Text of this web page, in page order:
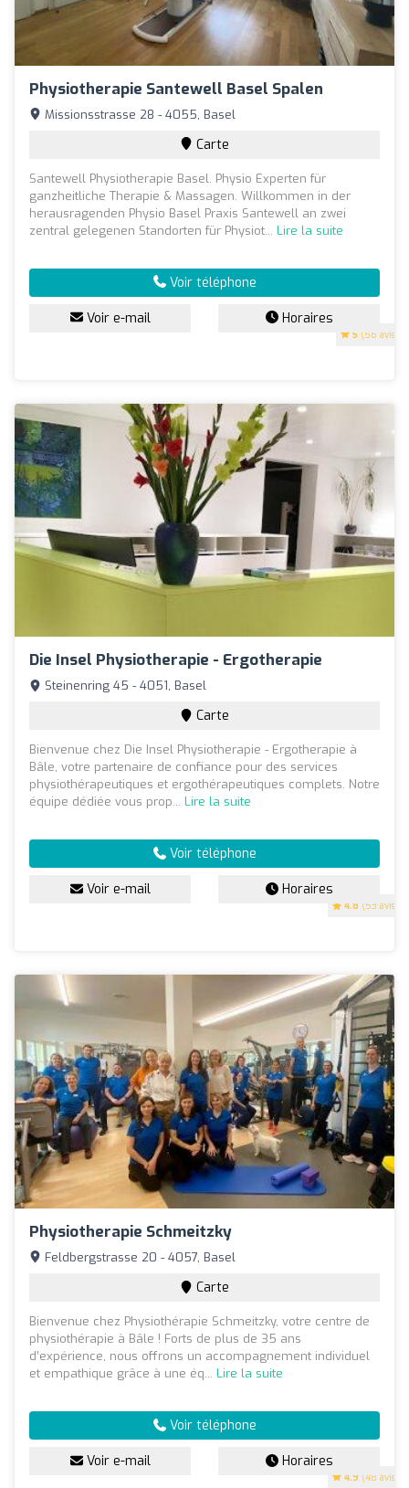
Physiotherapie Santewell Basel Spalen
5 (56 avis)
Missionsstrasse 28 - 4055, Basel
Carte
Santewell Physiotherapie Basel. Physio Experten für
ganzheitliche Therapie & Massagen. Willkommen in der
herausragenden Physio Basel Praxis Santewell an zwei
zentral gelegenen Standorten für Physiot... Lire la suite
Voir téléphone
Voir e-mail Horaires
Die Insel Physiotherapie - Ergotherapie
4.8 (53 avis)
Steinenring 45 - 4051, Basel
Carte
Bienvenue chez Die Insel Physiotherapie - Ergotherapie à
Bâle, votre partenaire de confiance pour des services
physiothérapeutiques et ergothérapeutiques complets. Notre
équipe dédiée vous prop... Lire la suite
Voir téléphone
Voir e-mail Horaires
Physiotherapie Schmeitzky
4.9 (48 avis)
Feldbergstrasse 20 - 4057, Basel
Carte
Bienvenue chez Physiothérapie Schmeitzky, votre centre de
physiothérapie à Bâle ! Forts de plus de 35 ans
d’expérience, nous offrons un accompagnement individuel
et empathique grâce à une éq... Lire la suite
Voir téléphone
Voir e-mail Horaires